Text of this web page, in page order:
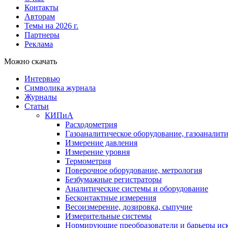
Контакты
Авторам
Темы на 2026 г.
Партнеры
Реклама
Можно скачать
Интервью
Символика журнала
Журналы
Статьи
КИПиА
Расходометрия
Газоаналитическое оборудование,
Измерение давления
Измерение уровня
Термометрия
Поверочное оборудование, метрология
Безбумажные регистраторы
Аналитические системы и оборудование
Бесконтактные измерения
Весоизмерение, дозировка, сыпучие
Измерительные системы
Нормирующие преобразователи и барьеры